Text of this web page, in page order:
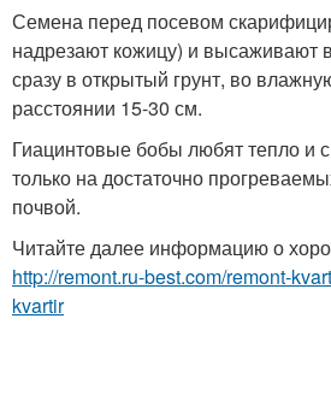
Семена перед посевом
надрезают кожицу) и высаживают
сразу в открытый грунт, во
расстоянии 15-30 см.
Гиацинтовые бобы любят тепло и
только на достаточно
почвой.
Читайте далее информацию о
http://remont.ru-best.com/remont-
kvartir